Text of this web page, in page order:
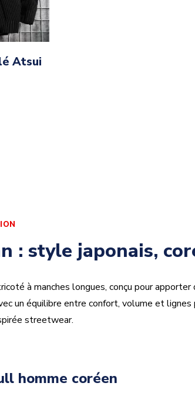
Atsui
: style japonais,
à manches longues, conçu pour
un équilibre entre confort, volume et
streetwear.
homme coréen